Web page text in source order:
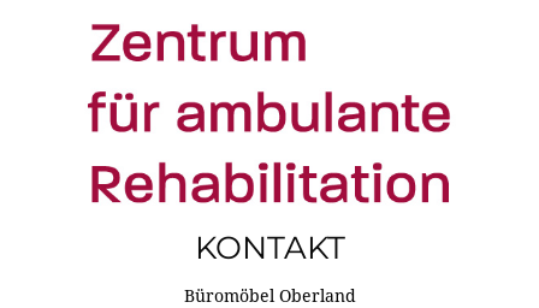
KONTAKT
Büromöbel Oberland